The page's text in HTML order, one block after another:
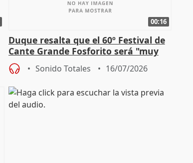
00:16
Duque resalta que el 60º Festival de
Cante Grande Fosforito será "muy
especial" tras su pérdida
Sonido Totales 16/07/2026